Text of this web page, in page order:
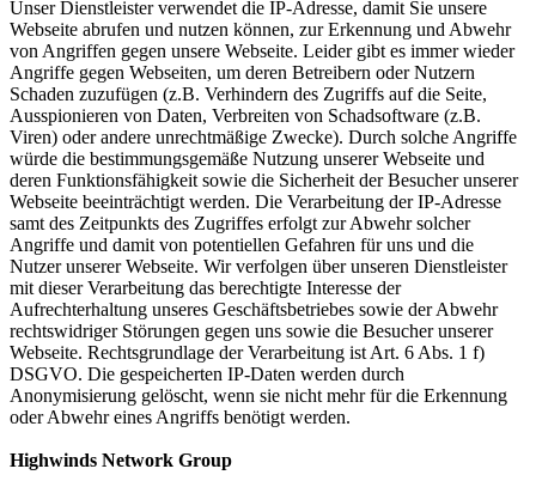
Unser Dienstleister verwendet die IP-Adresse, damit Sie unsere
Webseite abrufen und nutzen können, zur Erkennung und Abwehr
von Angriffen gegen unsere Webseite. Leider gibt es immer wieder
Angriffe gegen Webseiten, um deren Betreibern oder Nutzern
Schaden zuzufügen (z.B. Verhindern des Zugriffs auf die Seite,
Ausspionieren von Daten, Verbreiten von Schadsoftware (z.B.
Viren) oder andere unrechtmäßige Zwecke). Durch solche Angriffe
würde die bestimmungsgemäße Nutzung unserer Webseite und
deren Funktionsfähigkeit sowie die Sicherheit der Besucher unserer
Webseite beeinträchtigt werden. Die Verarbeitung der IP-Adresse
samt des Zeitpunkts des Zugriffes erfolgt zur Abwehr solcher
Angriffe und damit von potentiellen Gefahren für uns und die
Nutzer unserer Webseite. Wir verfolgen über unseren Dienstleister
mit dieser Verarbeitung das berechtigte Interesse der
Aufrechterhaltung unseres Geschäftsbetriebes sowie der Abwehr
rechtswidriger Störungen gegen uns sowie die Besucher unserer
Webseite. Rechtsgrundlage der Verarbeitung ist Art. 6 Abs. 1 f)
DSGVO. Die gespeicherten IP-Daten werden durch
Anonymisierung gelöscht, wenn sie nicht mehr für die Erkennung
oder Abwehr eines Angriffs benötigt werden.
Highwinds Network Group